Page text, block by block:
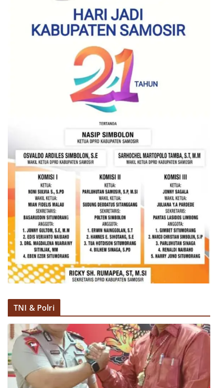
poin utama yang disampaikan dalam kegiatan
sambang ini adalah imbauan kepada warga untuk
memasang bendera Merah Putih secara penuh,
bukan setengah tiang, sebagai bentuk
penghormatan dan rasa cinta tanah air
menjelang perayaan HUT Kemerdekaan RI.
Petugas mengingatkan bahwa pemasangan
bendera dengan benar merupakan salah satu
wujud nyata partisipasi masyarakat dalam
memperingati hari bersejarah bangsa
Indonesia.‎‎”Kami mengimbau kepada seluruh
warga agar mulai mempersiapkan dan memasang
bendera Merah Putih di depan rumah masing-
masing secara penuh. Ini adalah bentuk
penghormatan kita bersama terhadap
perjuangan para pahlawan yang telah merebut
kemerdekaan,” ujar Aiptu Muliyadi Suraukur saat
berdialog dengan warga.‎‎Ia juga menambahkan
agar warga memperhatikan kondisi bendera yang
akan dikibarkan, memastikan bendera dalam
keadaan bersih, tidak sobek, dan layak untuk
dikibarkan sebagai simbol kehormatan
negara.‎‎‎Selain menyampaikan imbauan terkait
bendera, kegiatan sambang DDS ini juga
dimanfaatkan sebagai sarana deteksi dini (early
warning) guna mengantisipasi potensi gangguan
keamanan dan ketertiban masyarakat
(Kamtibmas) di lingkungan tempat tinggal warga.
Melalui interaksi langsung tersebut,
awal terkait situasi sosial, potensi kerawanan,
maupun hal-hal yang dapat mengganggu
kondusivitas wilayah, khususnya menjelang
perayaan HUT Kemerdekaan RI yang biasanya
diwarnai dengan berbagai kegiatan dan
keramaian warga.‎‎Dengan adanya deteksi dini ini,
diharapkan potensi gangguan keamanan dapat
diantisipasi sejak awal sehingga situasi di
Kelurahan Sunggal tetap terjaga aman, tertib,
TNI & Polri